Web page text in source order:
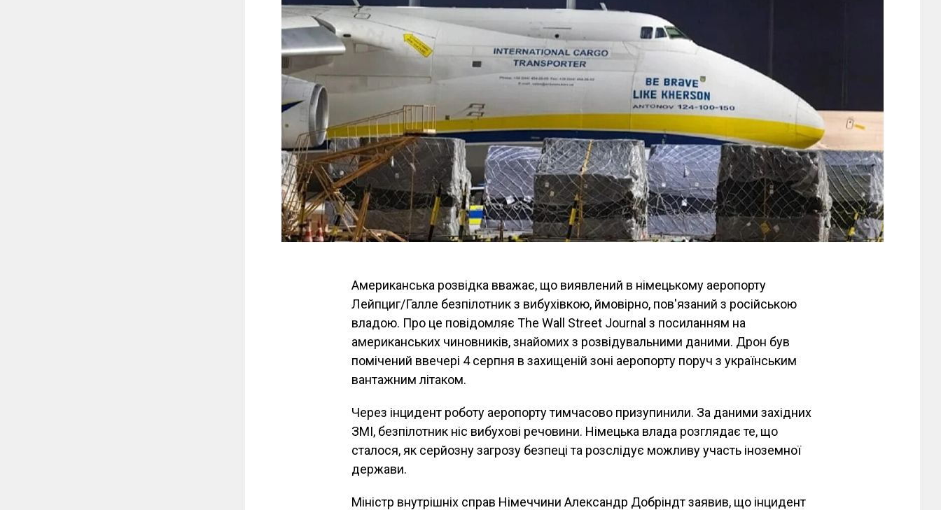
Американська розвідка вважає, що виявлений в німецькому аеропорту
Лейпциг/Галле безпілотник з вибухівкою, ймовірно, пов'язаний з російською
владою. Про це повідомляє The Wall Street Journal з посиланням на
американських чиновників, знайомих з розвідувальними даними. Дрон був
помічений ввечері 4 серпня в захищеній зоні аеропорту поруч з українським
вантажним літаком.
Через інцидент роботу аеропорту тимчасово призупинили. За даними західних
ЗМІ, безпілотник ніс вибухові речовини. Німецька влада розглядає те, що
сталося, як серйозну загрозу безпеці та розслідує можливу участь іноземної
держави.
Міністр внутрішніх справ Німеччини Александр Добріндт заявив, що інцидент